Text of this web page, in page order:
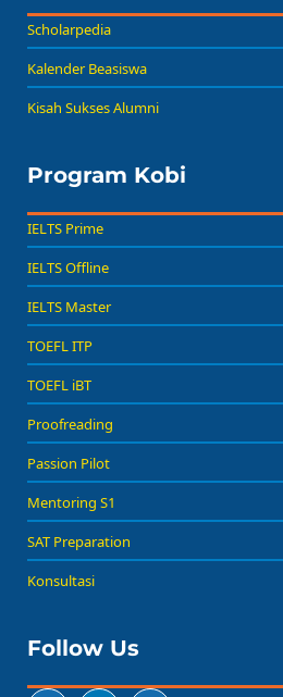
Scholarpedia
Kalender Beasiswa
Kisah Sukses Alumni
Program Kobi
IELTS Prime
IELTS Offline
IELTS Master
TOEFL ITP
TOEFL iBT
Proofreading
Passion Pilot
Mentoring S1
SAT Preparation
Konsultasi
Follow Us